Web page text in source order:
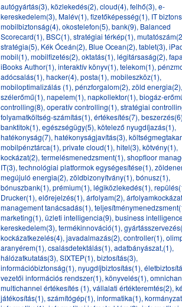
autógyártás(3), közlekedés(2), cloud(4), felhő(3), e-
kereskedelem(3), Malév(1), fizetőképesség(1), IT
mobilbiztonság(4), okostelefon(5), bank(9), Balanced
Scorecard(1), BSC(1), stratégiai térkép(1),
stratégia(5), Kék Óceán(2), Blue Ocean(2), tablet(3),
mobil(1), mobilfizetés(2), oktatás(1), légitársaság(2),
iBooks Author(1), interaktív könyv(1), telekom(1),
adócsalás(1), hacker(4), posta(1), mobileszköz(1),
mobiloptimalizálás (1), pénzforgalom(2), zöld energia(2),
szélerőmű(1), napelem(1), napkollektor(1), biogáz-
controlling(8), operatív controlling(1), stratégiai
folyamatköltség-számítás(1), értékesítés(7), beszerzés(6)
banktitok(1), egészségügy(5), kötelező nyugdíjazás(1),
hatékonyság(7), hatékonyságjavítás(3),
mobilpénztárca(1), private cloud(1), hitel(3), kötvény(1),
kockázat(2), termelésmenedzsment(1), shopfloor
IT(3), technológiai platformok egységesítése(1),
megújuló energia(2), zöldbizonyítvány(1), bónusz(1),
bónuszbank(1), prémium(1), légiközlekedés(1),
Drucker(1), előrejelzés(1), árfolyam(2),
management tanácsadás(1),
marketing(1), üzleti intelligencia(9), business
kereskedelem(3), termékinnováció(1),
kockázatkezelés(4), javadalmazás(2), controller(1),
aranyérem(1), csalásdetektálás(1), adatbányászat,(1),
hálózatkutatás(3), SIXTEP(1), biztosítás(3),
információbiztonság(1), nyugdíjbiztosítás(1),
vezetői információs rendszer(1), könyvelés(1),
multichannel értékesítés (1), vállalati értékteremtés(2),
játékosítás(1), számítógép(1), informatika(1),